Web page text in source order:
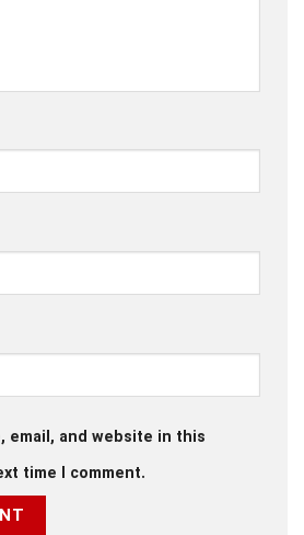
email, and website in this
time I comment.